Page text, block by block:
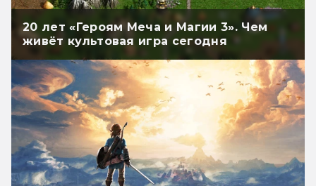
20 лет «Героям Меча и Магии 3». Чем
живёт культовая игра сегодня